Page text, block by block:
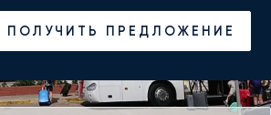
ПОЛУЧИТЬ ПРЕДЛОЖЕНИЕ